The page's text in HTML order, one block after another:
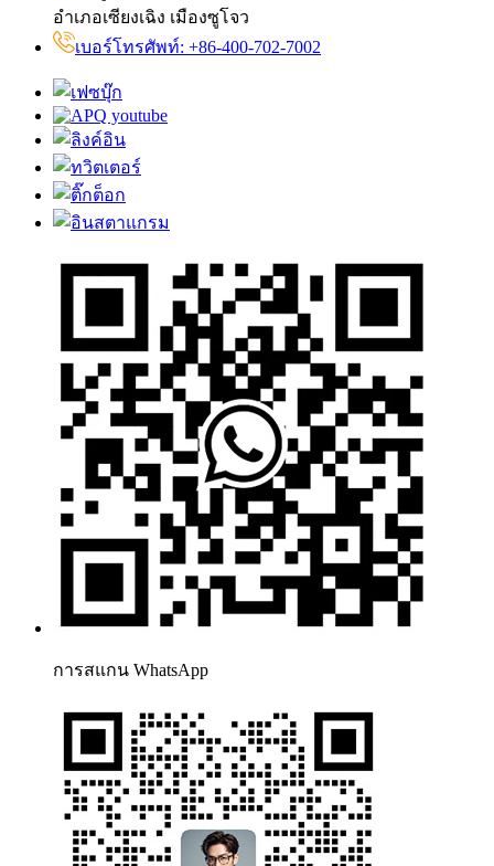
อำเภอเซียงเฉิง เมืองซูโจว
เบอร์โทรศัพท์: +86-400-702-7002
การสแกน WhatsApp